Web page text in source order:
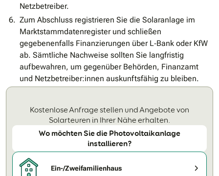
Netzbetreiber.
Zum Abschluss registrieren Sie die Solaranlage im
Marktstammdatenregister und schließen
gegebenenfalls Finanzierungen über L‐Bank oder KfW
ab. Sämtliche Nachweise sollten Sie langfristig
aufbewahren, um gegenüber Behörden, Finanzamt
und Netzbetreiber:innen auskunftsfähig zu bleiben.
Kostenlose Anfrage stellen und Angebote von
Solarteuren in Ihrer Nähe erhalten.
Wo möchten Sie die Photovoltaikanlage
installieren?
Ein-/Zweifamilienhaus